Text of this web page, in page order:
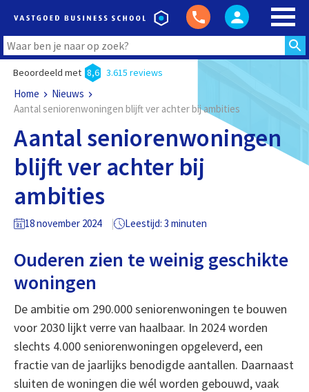
Beoordeeld met 8,6 3.615 reviews
Home
Nieuws
Aantal seniorenwoningen blijft ver achter bij ambities
Aantal seniorenwoningen
blijft ver achter bij
ambities
18 november 2024 Leestijd: 3 minuten
Ouderen zien te weinig geschikte
woningen
De ambitie om 290.000 seniorenwoningen te bouwen
voor 2030 lijkt verre van haalbaar. In 2024 worden
slechts 4.000 seniorenwoningen opgeleverd, een
fractie van de jaarlijks benodigde aantallen. Daarnaast
sluiten de woningen die wél worden gebouwd, vaak